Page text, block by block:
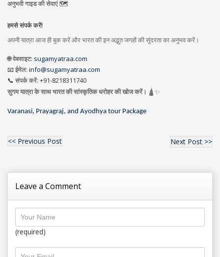
अनुभवी गाइड की सेवाएं 🗺️
हमसे संपर्क करें!
अपनी यात्रा आज ही बुक करें और भारत की इन अद्भुत जगहों की सुंदरता का अनुभव करें।
🌐 वेबसाइट: sugamyatraa.com
📧 ईमेल: info@sugamyatraa.com
📞 संपर्क करें: +91-8218311740
सुगम यात्रा के साथ भारत की सांस्कृतिक धरोहर की खोज करें। 🛕✨
Varanasi, Prayagraj, and Ayodhya tour Package
<< Previous Post Next Post >>
Leave a Comment
(required)